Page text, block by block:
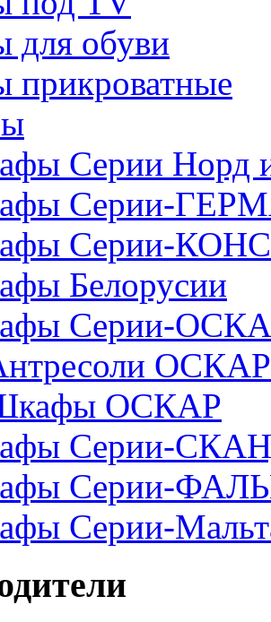
для обуви
прикроватные
Серии
Серии-
Серии-
Белорусии
Серии-
ОСКАР
ОСКАР
Серии-
Серии-
Серии-